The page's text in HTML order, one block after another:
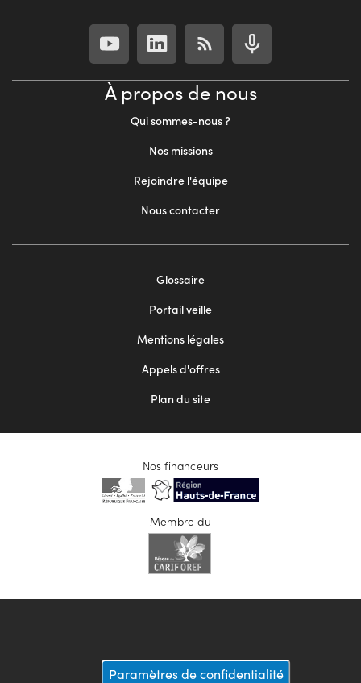
À propos de nous
Qui sommes-nous ?
Nos missions
Rejoindre l'équipe
Nous contacter
Glossaire
Portail veille
Mentions légales
Appels d'offres
Plan du site
Nos financeurs
Membre du
Paramètres de confidentialité